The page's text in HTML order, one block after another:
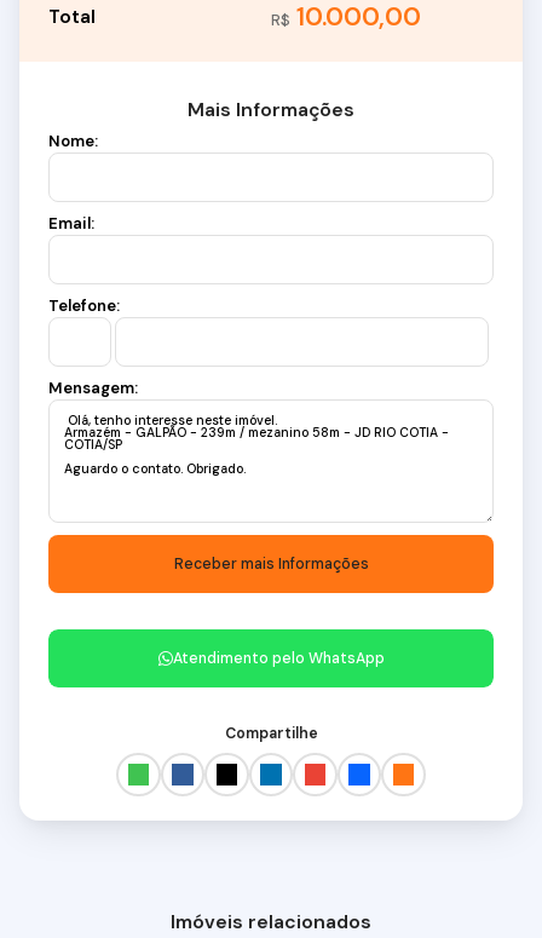
R$ 10.000,00
Mais Informações
Nome:
Email:
Telefone:
Mensagem:
Atendimento pelo WhatsApp
Compartilhe
Imóveis relacionados